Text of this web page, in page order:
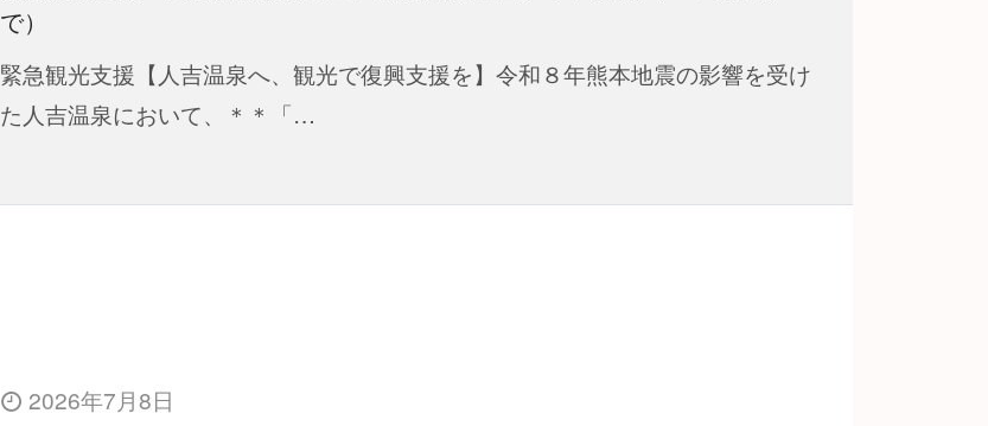
で）
緊急観光支援【人吉温泉へ、観光で復興支援を】令和８年熊本地震の影響を受け
た人吉温泉において、＊＊「…
2026年7月8日